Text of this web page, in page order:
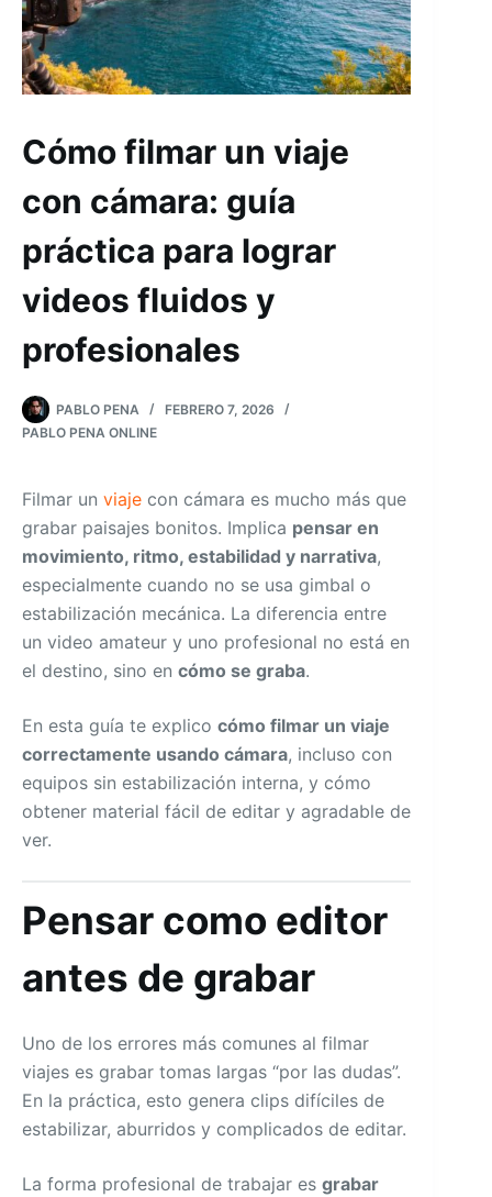
Cómo filmar un viaje
con cámara: guía
práctica para lograr
videos fluidos y
profesionales
PABLO PENA
FEBRERO 7, 2026
PABLO PENA ONLINE
Filmar un viaje con cámara es mucho más que
grabar paisajes bonitos. Implica pensar en
movimiento, ritmo, estabilidad y narrativa,
especialmente cuando no se usa gimbal o
estabilización mecánica. La diferencia entre
un video amateur y uno profesional no está en
el destino, sino en cómo se graba.
En esta guía te explico cómo filmar un viaje
correctamente usando cámara, incluso con
equipos sin estabilización interna, y cómo
obtener material fácil de editar y agradable de
ver.
Pensar como editor
antes de grabar
Uno de los errores más comunes al filmar
viajes es grabar tomas largas “por las dudas”.
En la práctica, esto genera clips difíciles de
estabilizar, aburridos y complicados de editar.
La forma profesional de trabajar es grabar